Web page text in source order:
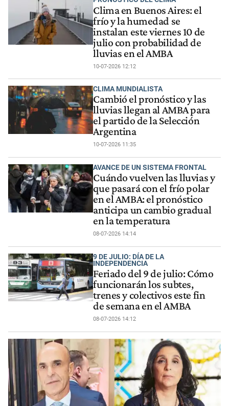
Clima en Buenos Aires: el
frío y la humedad se
instalan este viernes 10 de
julio con probabilidad de
lluvias en el AMBA
10-07-2026 12:12
CLIMA MUNDIALISTA
Cambió el pronóstico y las
lluvias llegan al AMBA para
el partido de la Selección
Argentina
10-07-2026 11:35
AVANCE DE UN SISTEMA FRONTAL
Cuándo vuelven las lluvias y
que pasará con el frío polar
en el AMBA: el pronóstico
anticipa un cambio gradual
en la temperatura
08-07-2026 14:14
9 DE JULIO: DÍA DE LA
INDEPENDENCIA
Feriado del 9 de julio: Cómo
funcionarán los subtes,
trenes y colectivos este fin
de semana en el AMBA
08-07-2026 14:12